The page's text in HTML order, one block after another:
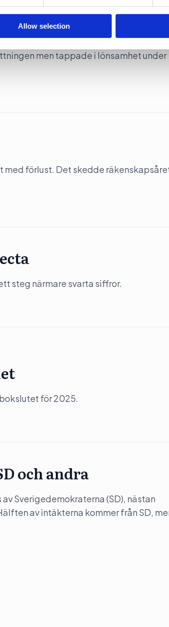
Allow selection
men tappade i lönsamhet under
med förlust. Det skedde
steg närmare svarta siffror.
för 2025.
och andra
Sverigedemokraterna (SD), nästan
av intäkterna kommer från SD,